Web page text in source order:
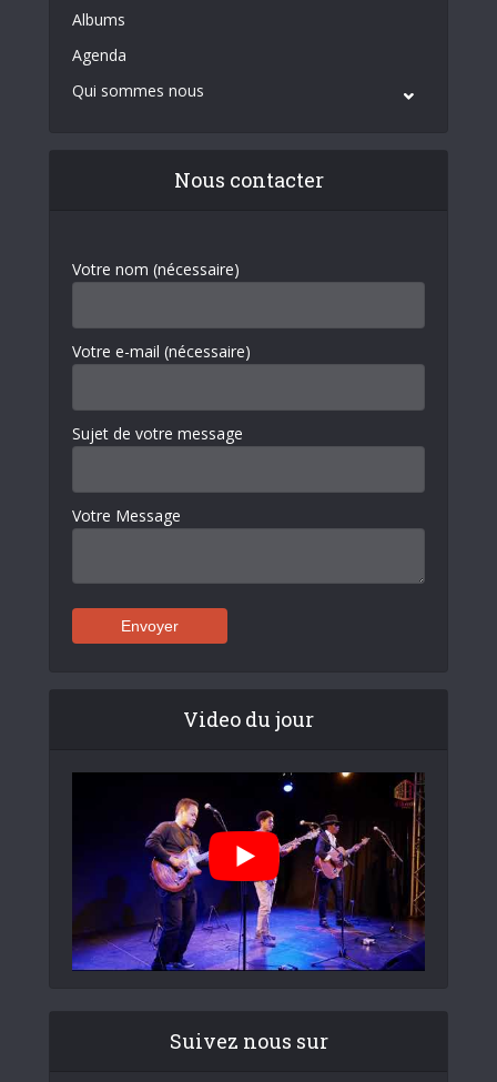
Albums
Agenda
Qui sommes nous
Nous contacter
Votre nom (nécessaire)
Votre e-mail (nécessaire)
Sujet de votre message
Votre Message
Video du jour
Suivez nous sur